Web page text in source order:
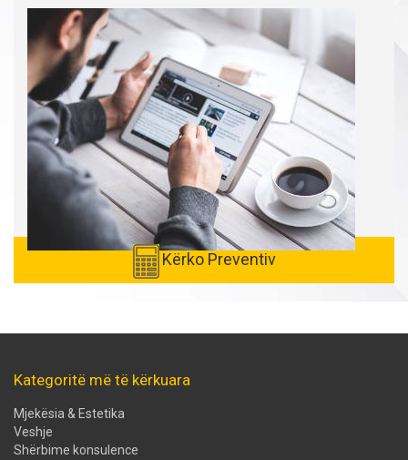
Kërko Preventiv
Kategoritë më të kërkuara
Mjekësia & Estetika
Veshje
Shërbime konsulence